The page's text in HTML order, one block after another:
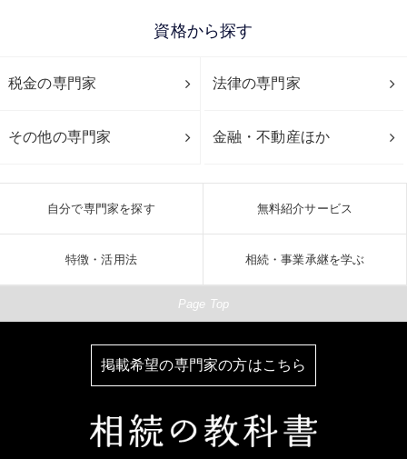
資格から探す
税金の専門家 法律の専門家
その他の専門家 金融・不動産ほか
自分で専門家を探す 無料紹介サービス
特徴・活用法 相続・事業承継を学ぶ
Page Top
掲載希望の専門家の方はこちら